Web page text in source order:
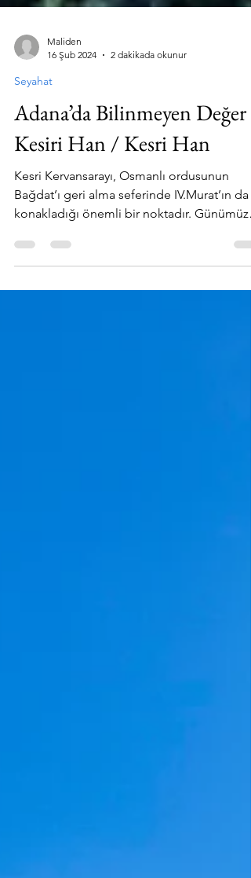
Maliden
16 Şub 2024
2 dakikada okunur
Seyahat
Adana’da Bilinmeyen Değer /
Kesiri Han / Kesri Han
Kesri Kervansarayı, Osmanlı ordusunun
Bağdat’ı geri alma seferinde IV.Murat’ın da